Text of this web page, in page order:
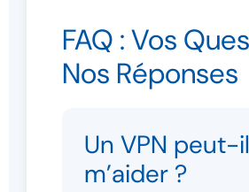
FAQ : Vos
Nos Réponses
Un VPN peut-il
m’aider ?